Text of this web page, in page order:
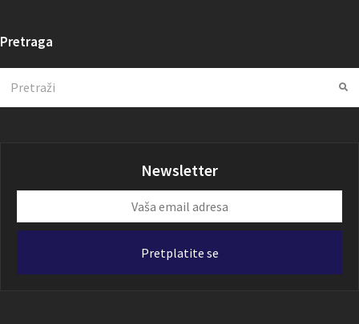
Pretraga
Newsletter
email
Pretplatite se